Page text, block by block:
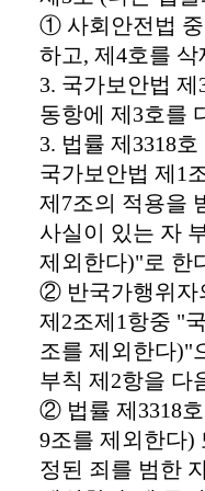
① 사회안전법 중
하고, 제4호를 삭
3. 국가보안법
동항에 제3호를
3. 법률 제3318
국가보안법 제1
제7조의 적용을
사실이 있는 자
제외한다)"로 한
② 반국가행위자
제2조제1항중 "
조를 제외한다)"
부칙 제2항을 다
② 법률 제3318
9조를 제외한다)
정된 죄를 범한